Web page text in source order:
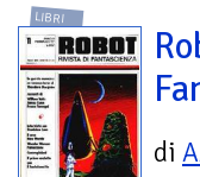
LIBRI
di